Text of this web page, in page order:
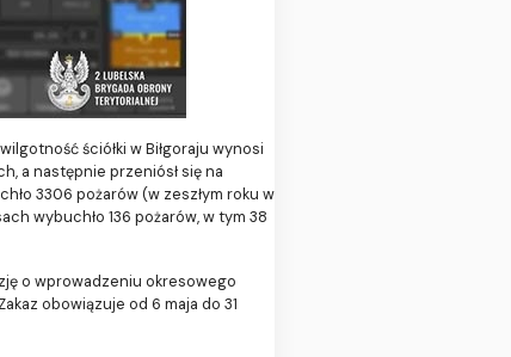
ściółki w Biłgoraju wynosi
a następnie przeniósł się na
3306 pożarów (w zeszłym roku w
wybuchło 136 pożarów, w tym 38
o wprowadzeniu okresowego
obowiązuje od 6 maja do 31